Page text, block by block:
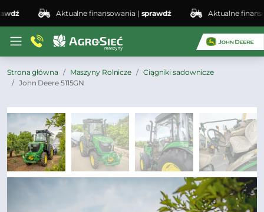
Aktualne finansowania |sprawdź Aktualne
Strona główna Maszyny Rolnicze
Ciągniki sadownicze
John Deere 5115GN